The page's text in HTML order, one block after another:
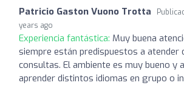
Patricio Gaston Vuono Trotta
years ago
Experiencia fantástica: Muy buena
siempre están predispuestos a atender
consultas. El ambiente es muy bueno y
aprender distintos idiomas en grupo o